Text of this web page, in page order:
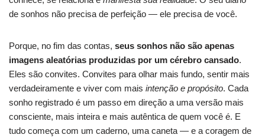
de sonhos não precisa de perfeição — ele precisa de você.
Porque, no fim das contas, seus sonhos não são apenas
imagens aleatórias produzidas por um cérebro cansado.
Eles são convites. Convites para olhar mais fundo, sentir mais
verdadeiramente e viver com mais intenção e propósito. Cada
sonho registrado é um passo em direção a uma versão mais
consciente, mais inteira e mais autêntica de quem você é. E
tudo começa com um caderno, uma caneta — e a coragem de